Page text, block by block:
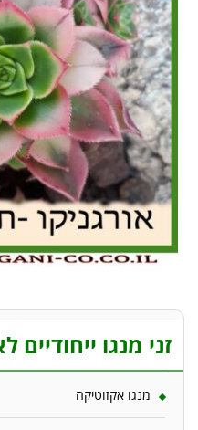
זני מנגו ייחודיים
מנגו אקזוטיקה